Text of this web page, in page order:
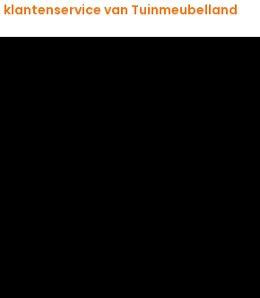
klantenservice van Tuinmeubelland